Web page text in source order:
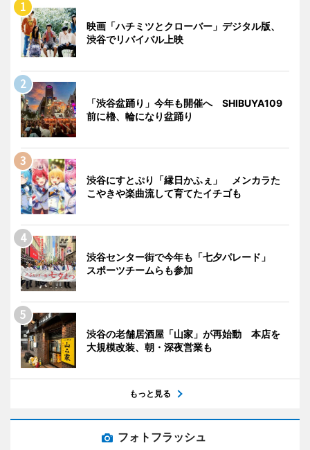
映画「ハチミツとクローバー」デジタル版、
渋谷でリバイバル上映
「渋谷盆踊り」今年も開催へ SHIBUYA109
前に櫓、輪になり盆踊り
渋谷にすとぷり「縁日かふぇ」 メンカラた
こやきや楽曲流して育てたイチゴも
渋谷センター街で今年も「七夕パレード」
スポーツチームらも参加
渋谷の老舗居酒屋「山家」が再始動 本店を
大規模改装、朝・深夜営業も
もっと見る
フォトフラッシュ